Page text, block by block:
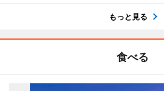
もっと見る
食べる